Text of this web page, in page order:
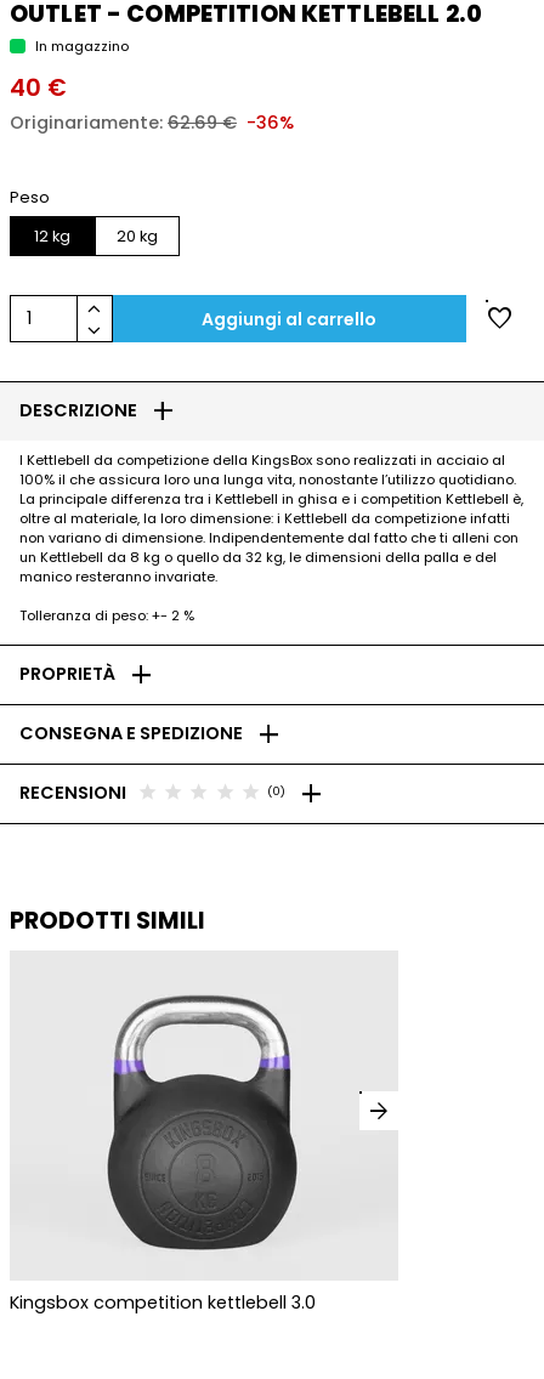
OUTLET - COMPETITION KETTLEBELL 2.0
In magazzino
40 €
Originariamente: 62.69 € -36%
Peso
12 kg
20 kg
1 keyboard_arrow_up
keyboard_arrow_down Aggiungi al carrello favorite
DESCRIZIONE add
I Kettlebell da competizione della KingsBox sono realizzati in acciaio al
100% il che assicura loro una lunga vita, nonostante l’utilizzo quotidiano.
La principale differenza tra i Kettlebell in ghisa e i competition Kettlebell è,
oltre al materiale, la loro dimensione: i Kettlebell da competizione infatti
non variano di dimensione. Indipendentemente dal fatto che ti alleni con
un Kettlebell da 8 kg o quello da 32 kg, le dimensioni della palla e del
manico resteranno invariate.
Tolleranza di peso: +- 2 %
PROPRIETÀ add
CONSEGNA E SPEDIZIONE add
RECENSIONI star star star star star (0) add
PRODOTTI SIMILI
Kingsbox competition kettlebell 3.0
arrow_forward